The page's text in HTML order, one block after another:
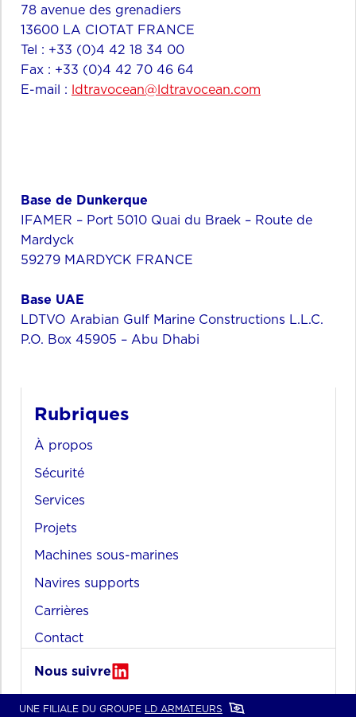
78 avenue des grenadiers
13600 LA CIOTAT FRANCE
Tel : +33 (0)4 42 18 34 00
Fax : +33 (0)4 42 70 46 64
E-mail : ldtravocean@ldtravocean.com
Base de Dunkerque
IFAMER – Port 5010 Quai du Braek – Route de
Mardyck
59279 MARDYCK FRANCE
Base UAE
LDTVO Arabian Gulf Marine Constructions L.L.C.
P.O. Box 45905 – Abu Dhabi
Rubriques
À propos
Sécurité
Services
Projets
Machines sous-marines
Navires supports
Carrières
Contact
Nous suivre
UNE FILIALE DU GROUPE LD ARMATEURS